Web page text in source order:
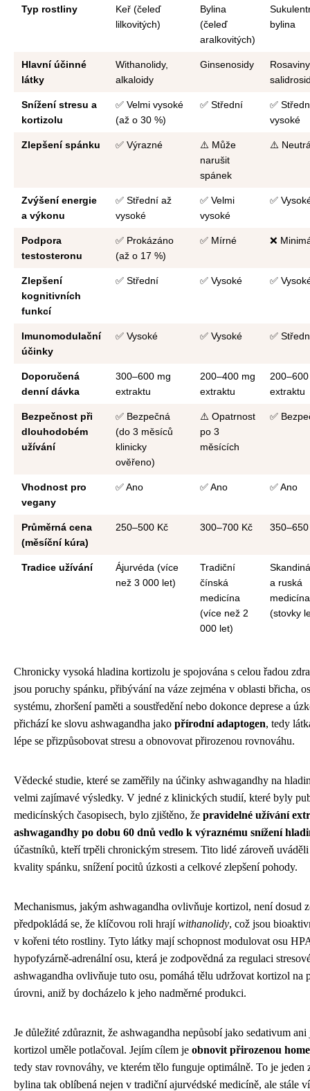
Typ rostliny
Keř (čeleď
lilkovitých)
Bylina
(čeleď
aralkovitých)
bylina
Hlavní účinné
látky
Withanolidy,
alkaloidy
Ginsenosidy
Snížení stresu a
kortizolu
✅ Velmi vysoké
(až o 30 %)
✅ Střední
✅
vysoké
Zlepšení spánku ✅ Výrazné
⚠️ Může
narušit
spánek
⚠️
Zvýšení energie
a výkonu
✅ Střední až
vysoké
✅ Velmi
vysoké
✅
Podpora
testosteronu
✅ Prokázáno
(až o 17 %)
✅ Mírné ❌
Zlepšení
kognitivních
funkcí
✅ Střední ✅ Vysoké ✅
Imunomodulační
účinky
✅ Vysoké ✅ Vysoké ✅
Doporučená
denní dávka
300–600 mg
extraktu
200–400 mg
extraktu
extraktu
Bezpečnost při
dlouhodobém
užívání
✅ Bezpečná
(do 3 měsíců
klinicky
ověřeno)
⚠️ Opatrnost
po 3
měsících
✅
Vhodnost pro
vegany
✅ Ano ✅ Ano ✅ Ano
Průměrná cena
(měsíční kúra)
250–500 Kč 300–700 Kč 350–650
Tradice užívání
Ájurvéda (více
než 3 000 let)
Tradiční
čínská
medicína
(více než 2
000 let)
a ruská
medicína
(stovky
Chronicky vysoká hladina kortizolu je spojována s celou řadou
jsou poruchy spánku, přibývání na váze zejména v oblasti břicha,
systému, zhoršení paměti a soustředění nebo dokonce deprese a
přichází ke slovu ashwagandha jako přírodní adaptogen, tedy
lépe se přizpůsobovat stresu a obnovovat přirozenou rovnováhu.
Vědecké studie, které se zaměřily na účinky ashwagandhy na
velmi zajímavé výsledky. V jedné z klinických studií, které byly
medicínských časopisech, bylo zjištěno, že pravidelné užívání
ashwagandhy po dobu 60 dnů vedlo k výraznému snížení
účastníků, kteří trpěli chronickým stresem. Tito lidé zároveň
kvality spánku, snížení pocitů úzkosti a celkové zlepšení pohody.
Mechanismus, jakým ashwagandha ovlivňuje kortizol, není dosud
předpokládá se, že klíčovou roli hrajíwithanolidy, což jsou
v kořeni této rostliny. Tyto látky mají schopnost modulovat osu
hypofyzárně-adrenální osu, která je zodpovědná za regulaci
ashwagandha ovlivňuje tuto osu, pomáhá tělu udržovat kortizol na
úrovni, aniž by docházelo k jeho nadměrné produkci.
Je důležité zdůraznit, že ashwagandha nepůsobí jako sedativum
kortizol uměle potlačoval. Jejím cílem je obnovit přirozenou
tedy stav rovnováhy, ve kterém tělo funguje optimálně. To je jeden
bylina tak oblíbená nejen v tradiční ajurvédské medicíně, ale stále